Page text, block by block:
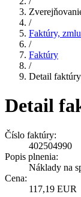
/
Faktúry,
/
Faktúry
/
Detail
Detail
Číslo faktúry:
402504990
Popis plnenia:
Náklady na
Cena:
117,19 EUR